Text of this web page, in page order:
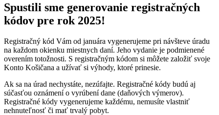
Spustili sme generovanie registračných
kódov pre rok 2025!
Registračný kód Vám od januára vygenerujeme pri návšteve úradu
na každom okienku miestnych daní. Jeho vydanie je podmienené
overením totožnosti. S registračným kódom si môžete založiť svoje
Konto Košičana a užívať si výhody, ktoré prinesie.
Ak sa na úrad nechystáte, nezúfajte. Registračné kódy budú aj
súčasťou oznámení o vyrúbení dane (daňových výmerov).
Registračné kódy vygenerujeme každému, nemusíte vlastniť
nehnuteľnosť či mať trvalý pobyt.